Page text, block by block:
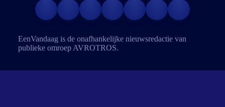
EenVandaag is de onafhankelijke nieuwsredactie van
publieke omroep AVROTROS.